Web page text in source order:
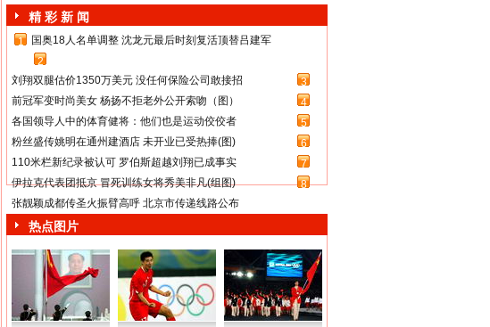
精 彩 新 闻
1
国奥18人名单调整 沈龙元最后时刻复活顶替吕建军
2
刘翔双腿估价1350万美元 没任何保险公司敢接招
3
前冠军变时尚美女 杨扬不拒老外公开索吻（图）
4
各国领导人中的体育健将：他们也是运动佼佼者
5
粉丝盛传姚明在通州建酒店 未开业已受热捧(图)
6
110米栏新纪录被认可 罗伯斯超越刘翔已成事实
7
伊拉克代表团抵京 冒死训练女将秀美非凡(组图)
8
张靓颖成都传圣火振臂高呼 北京市传递线路公布
热点图片